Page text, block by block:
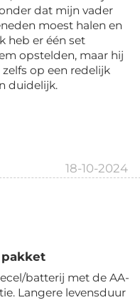
dat mijn vader
moest halen en
heb er één set
opstelden, maar hij
op een redelijk
duidelijk.
18-10-2024
batterij met de AA-
Langere levensduur